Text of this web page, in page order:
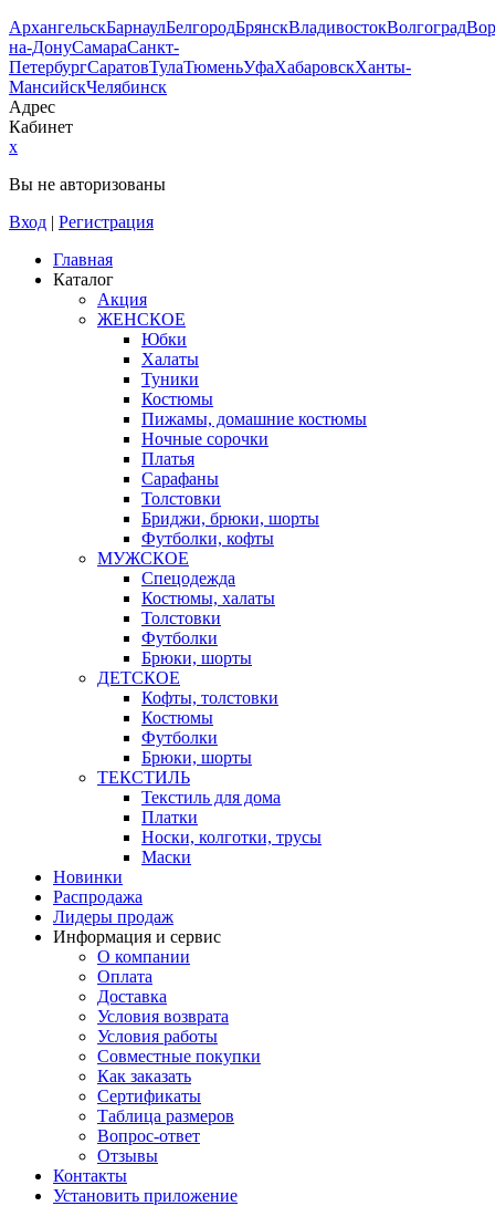
АрхангельскБарнаулБелгородБрянскВладивостокВолгоград
на-ДонуСамараСанкт-
ПетербургСаратовТулаТюменьУфаХабаровскХанты-
МансийскЧелябинск
Адрес
Кабинет
x
Вы не авторизованы
Вход | Регистрация
Главная
Каталог
Акция
ЖЕНСКОЕ
Юбки
Халаты
Туники
Костюмы
Пижамы, домашние костюмы
Ночные сорочки
Платья
Сарафаны
Толстовки
Бриджи, брюки, шорты
Футболки, кофты
МУЖСКОЕ
Спецодежда
Костюмы, халаты
Толстовки
Футболки
Брюки, шорты
ДЕТСКОЕ
Кофты, толстовки
Костюмы
Футболки
Брюки, шорты
ТЕКСТИЛЬ
Текстиль для дома
Платки
Носки, колготки, трусы
Маски
Новинки
Распродажа
Лидеры продаж
Информация и сервис
О компании
Оплата
Доставка
Условия возврата
Условия работы
Совместные покупки
Как заказать
Сертификаты
Таблица размеров
Вопрос-ответ
Отзывы
Контакты
Установить приложение